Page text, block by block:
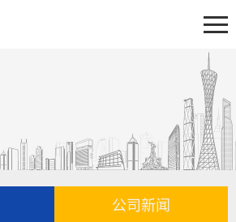
产品百科
公司新闻